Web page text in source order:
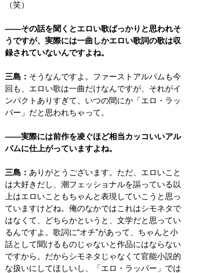
（笑）
――その話を聞くとエロい歌ばっかりと思われそ
うですが、実際には一曲しかエロい歌詞の歌は収
録されていないんですよね。
三島： そうなんですよ。ファーストアルバムも今
回も、エロい歌は一曲だけなんですが、それがイ
ンパクトありすぎて、いつの間にか「エロ・ラッ
パー」だと思われちゃって。
――実際には前作を凌ぐほど相当カッコいいアル
バムに仕上がっていますよね。
三島： ありがとうございます。ただ、エロいこと
は大好きだし、潮フェッショナルを謳っている以
上はエロいこともちゃんと表現していこうと思っ
ていますけどね。俺のなかではこれはシモネタで
はなくて、どちらかというと、文学だと思ってい
るんですよ。歌詞に“オチ”があって、ちゃんと小
話として聞けるものじゃないと作品にはならない
ですから。だからシモネタじゃなくて官能小説的
な扱いにしてほしいし、「エロ・ラッパー」では